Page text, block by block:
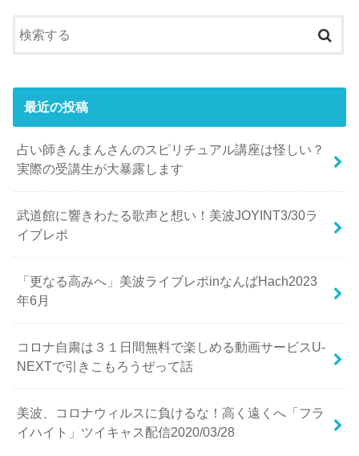
最近の投稿
占い師きんまんさんのスピリチュアル講座は怪しい？
実際の受講生が大暴露します
武道館に響きわたる歌声と想い！美波JOYINT3/30ラ
イブレポ
「更なる高みへ」美波ライブレポinなんばHach2023
年6月
コロナ自粛は３１日間無料で楽しめる動画サービスU-
NEXTで引きこもろうぜって話
美波、コロナウィルスに負けるな！高く遠くへ「フラ
イハイト」ツイキャス配信2020/03/28